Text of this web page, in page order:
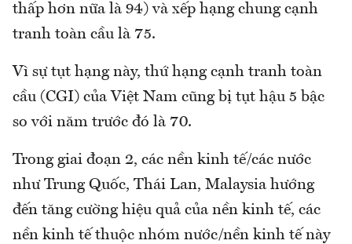
thấp hơn nữa là 94) và xếp hạng chung cạnh
tranh toàn cầu là 75.
Vì sự tụt hạng này, thứ hạng cạnh tranh toàn
cầu (CGI) của Việt Nam cũng bị tụt hậu 5 bậc
so với năm trước đó là 70.
Trong giai đoạn 2, các nền kinh tế/các nước
như Trung Quốc, Thái Lan, Malaysia hướng
đến tăng cường hiệu quả của nền kinh tế, các
nền kinh tế thuộc nhóm nước/nền kinh tế này